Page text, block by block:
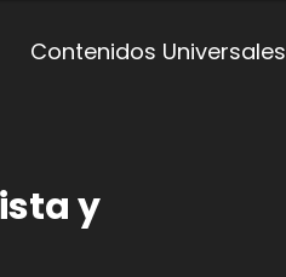
Contenidos Universales
y